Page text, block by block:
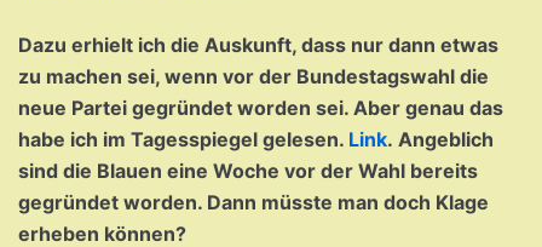
Dazu erhielt ich die Auskunft, dass nur dann etwas
zu machen sei, wenn vor der Bundestagswahl die
neue Partei gegründet worden sei. Aber genau das
habe ich im Tagesspiegel gelesen. Link. Angeblich
sind die Blauen eine Woche vor der Wahl bereits
gegründet worden. Dann müsste man doch Klage
erheben können?